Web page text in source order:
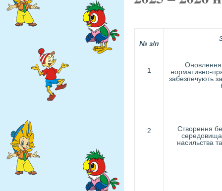
№ з/п
1
нормативно-
забезпечують
2
Створення
середовища
насильства